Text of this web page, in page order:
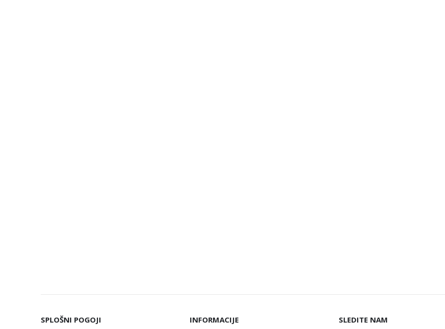
SPLOŠNI POGOJI INFORMACIJE SLEDITE NAM